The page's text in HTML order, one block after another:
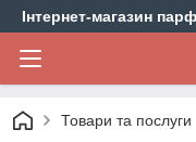
Інтернет-магазин
Товари та послуги